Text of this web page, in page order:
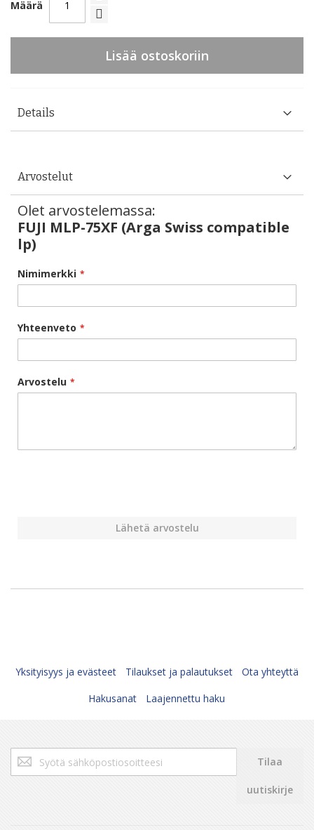
Määrä
Lisää ostoskoriin
Details
Arvostelut
Olet arvostelemassa:
FUJI MLP-75XF (Arga Swiss compatible
lp)
Nimimerkki
Yhteenveto
Arvostelu
Lähetä arvostelu
Yksityisyys ja evästeet Tilaukset ja palautukset
Ota yhteyttä
Hakusanat
Laajennettu haku
Tilaa
uutiskirjeemme:
Tilaa
uutiskirje